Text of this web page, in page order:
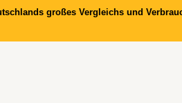
großes Vergleichs und